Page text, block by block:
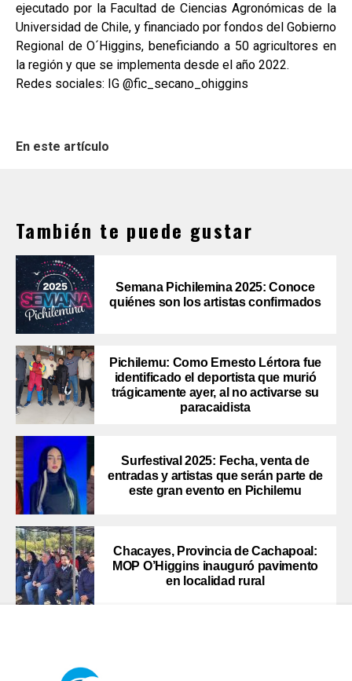
ejecutado por la Facultad de Ciencias Agronómicas de la
Universidad de Chile, y financiado por fondos del Gobierno
Regional de O´Higgins, beneficiando a 50 agricultores en
la región y que se implementa desde el año 2022.
Redes sociales: IG @fic_secano_ohiggins
En este artículo
También te puede gustar
Semana Pichilemina 2025: Conoce
quiénes son los artistas confirmados
Pichilemu: Como Ernesto Lértora fue
identificado el deportista que murió
trágicamente ayer, al no activarse su
paracaidista
Surfestival 2025: Fecha, venta de
entradas y artistas que serán parte de
este gran evento en Pichilemu
Chacayes, Provincia de Cachapoal:
MOP O’Higgins inauguró pavimento
en localidad rural